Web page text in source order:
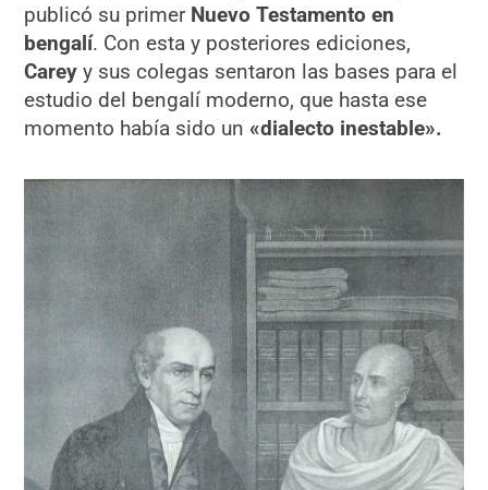
publicó su primerNuevo Testamento en
bengalí. Con esta y posteriores ediciones,
Careyy sus colegas sentaron las bases para el
estudio del bengalí moderno, que hasta ese
momento había sido un «dialecto inestable».